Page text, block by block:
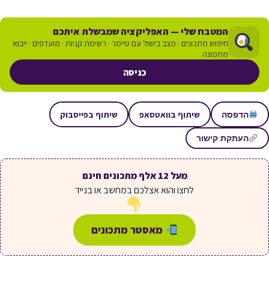
המטבח שלי — האפליקציה שמבשלת איתכם
חיפוש מתכונים · מצב בישול עם טיימר · רשימת קניות · מועדפים · ייבוא
מתמונה
כניסה
הדפסה שיתוף בוואטסאפ שיתוף בפייסבוק
העתקת קישור
מעל 12 אלף מתכונים חינם
לחצו והוא אצלכם במחשב או בנייד
מאסטר מתכונים